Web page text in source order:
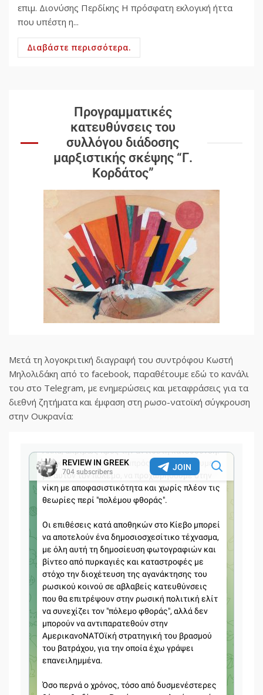
επιμ. Διονύσης Περδίκης Η πρόσφατη εκλογική ήττα
που υπέστη η...
Διαβάστε περισσότερα.
Προγραμματικές
κατευθύνσεις του
συλλόγου διάδοσης
μαρξιστικής σκέψης “Γ.
Κορδάτος”
Μετά τη λογοκριτική διαγραφή του συντρόφου Κωστή
Μηλολιδάκη από το facebook, παραθέτουμε εδώ το κανάλι
του στο Telegram, με ενημερώσεις και μεταφράσεις για τα
διεθνή ζητήματα και έμφαση στη ρωσο-νατοϊκή σύγκρουση
στην Ουκρανία: